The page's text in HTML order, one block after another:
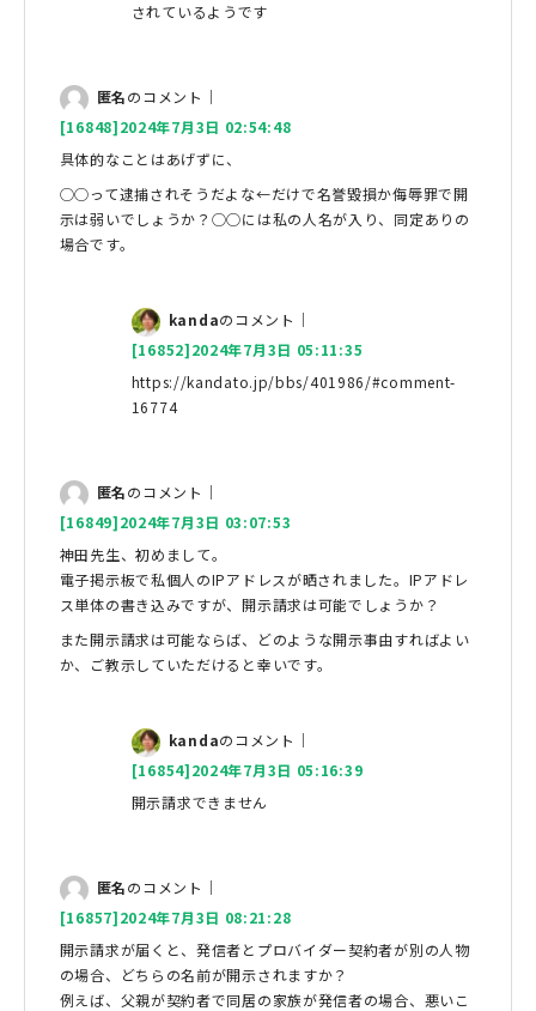
されているようです
匿名のコメント｜
[16848]2024年7月3日 02:54:48
具体的なことはあげずに、
◯◯って逮捕されそうだよな←だけで名誉毀損か侮辱罪で開
示は弱いでしょうか？◯◯には私の人名が入り、同定ありの
場合です。
kandaのコメント｜
[16852]2024年7月3日 05:11:35
https://kandato.jp/bbs/401986/#comment-
16774
匿名のコメント｜
[16849]2024年7月3日 03:07:53
神田先生、初めまして。
電子掲示板で私個人のIPアドレスが晒されました。IPアドレ
ス単体の書き込みですが、開示請求は可能でしょうか？
また開示請求は可能ならば、どのような開示事由すればよい
か、ご教示していただけると幸いです。
kandaのコメント｜
[16854]2024年7月3日 05:16:39
開示請求できません
匿名のコメント｜
[16857]2024年7月3日 08:21:28
開示請求が届くと、発信者とプロバイダー契約者が別の人物
の場合、どちらの名前が開示されますか？
例えば、父親が契約者で同居の家族が発信者の場合、悪いこ